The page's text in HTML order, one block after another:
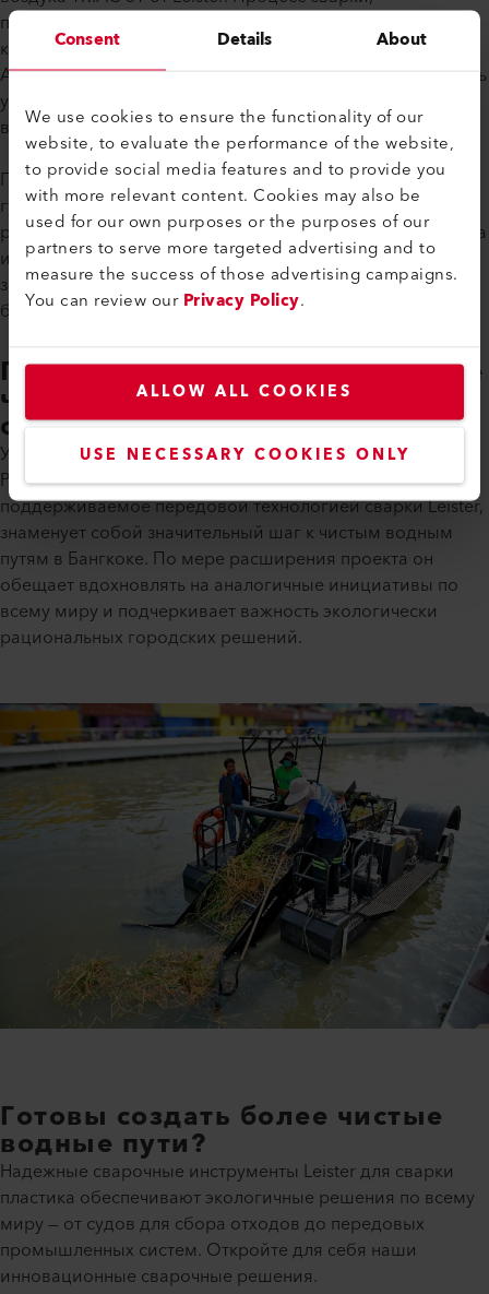
Consent Details About
We use cookies to ensure the functionality of our
website, to evaluate the performance of the website,
to provide social media features and to provide you
with more relevant content. Cookies may also be
used for our own purposes or the purposes of our
partners to serve more targeted advertising and to
measure the success of those advertising campaigns.
You can review ourPrivacy Policy.
ALLOW ALL COOKIES
USE NECESSARY COOKIES ONLY
продемонстрированный в видеоролике, созданном
компанией Ecomarine Co., Ltd. (дочерней компанией
Asian Marine Services PCL), подчеркивает приверженность
устойчивому развитию и инновациям. Посмотрите
видео здесь.
Первая лодка была официально передана BMA
губернатором Бангкока, который выразил планы по
расширению этой системы на другие каналы города. Эта
инициатива не только решает насущную проблему
загрязнения воды, но и устанавливает прецедент для
будущих усилий по защите окружающей среды.
Положительное влияние: Более
чистые водные пути и
общественные выгоды
Успешное сотрудничество между BMA, Precious Shipping
PCL, Asian Marine Services PCL и Ecomarine Co., Ltd.,
поддерживаемое передовой технологией сварки Leister,
знаменует собой значительный шаг к чистым водным
путям в Бангкоке. По мере расширения проекта он
обещает вдохновлять на аналогичные инициативы по
всему миру и подчеркивает важность экологически
рациональных городских решений.
Готовы создать более чистые
водные пути?
Надежные сварочные инструменты Leister для сварки
пластика обеспечивают экологичные решения по всему
миру — от судов для сбора отходов до передовых
промышленных систем. Откройте для себя наши
инновационные сварочные решения.